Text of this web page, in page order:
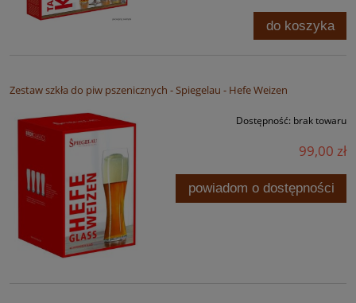
do koszyka
Zestaw szkła do piw pszenicznych - Spiegelau - Hefe Weizen
Dostępność: brak towaru
99,00 zł
powiadom o dostępności